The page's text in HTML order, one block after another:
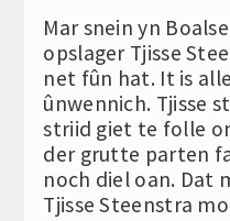
Mar snein yn
opslager Tjisse
net fûn hat. It is
ûnwennich. Tjisse
striid giet te folle
der grutte parten
noch diel oan. Dat
Tjisse Steenstra